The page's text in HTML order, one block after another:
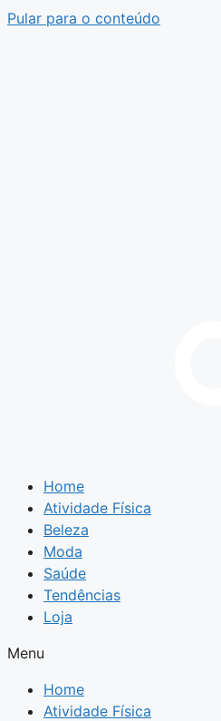
Pular para o conteúdo
Home
Atividade Física
Beleza
Moda
Saúde
Tendências
Loja
Menu
Home
Atividade Física